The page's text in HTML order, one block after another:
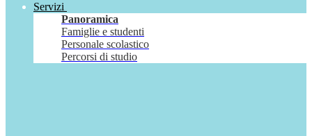
Servizi
Panoramica
Famiglie e studenti
Personale scolastico
Percorsi di studio